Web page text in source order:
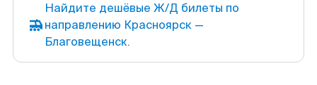
Найдите дешёвые Ж/Д билеты по
направлению Красноярск —
Благовещенск.